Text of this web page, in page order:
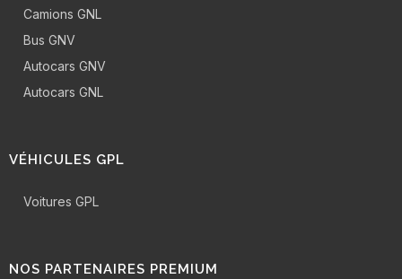
Camions GNL
Bus GNV
Autocars GNV
Autocars GNL
VÉHICULES GPL
Voitures GPL
NOS PARTENAIRES PREMIUM